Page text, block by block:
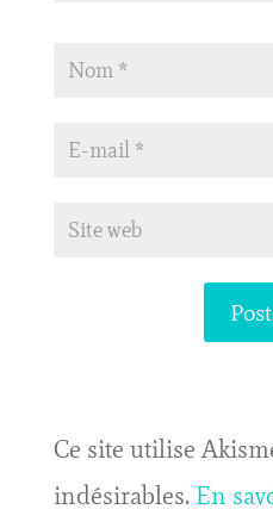
Ce site utilise
indésirables. En